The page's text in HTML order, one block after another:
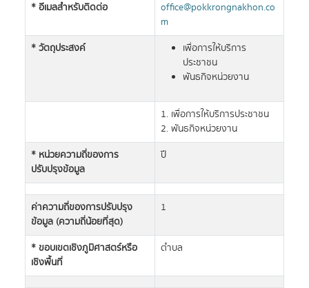
* อีเมลสำหรับติดต่อ
office@pokkrongnakhon.co
m
* วัตถุประสงค์
เพื่อการให้บริการ
ประชาชน
พันธกิจหน่วยงาน
1. เพื่อการให้บริการประชาชน
2. พันธกิจหน่วยงาน
* หน่วยความถี่ของการ
ปรับปรุงข้อมูล
ปี
ค่าความถี่ของการปรับปรุง
ข้อมูล (ความถี่น้อยที่สุด)
1
* ขอบเขตเชิงภูมิศาสตร์หรือ
เชิงพื้นที่
ตำบล